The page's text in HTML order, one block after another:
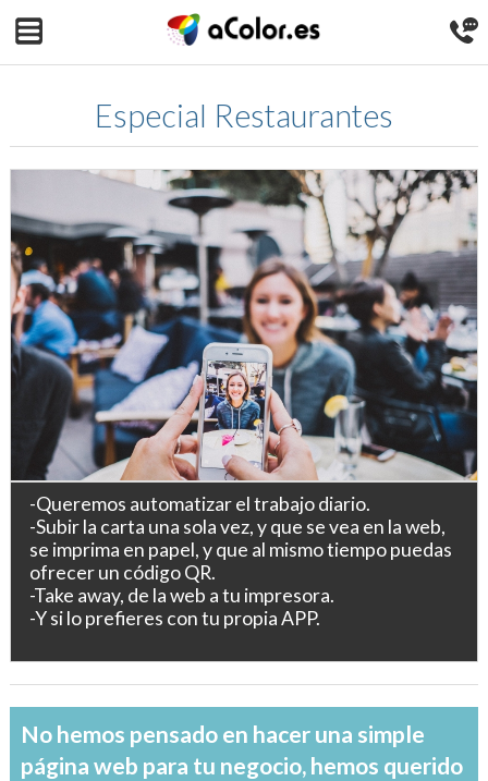
Especial Restaurantes
-Queremos automatizar el trabajo diario.
-Subir la carta una sola vez, y que se vea en la web,
se imprima en papel, y que al mismo tiempo puedas
ofrecer un código QR.
-Take away, de la web a tu impresora.
-Y si lo prefieres con tu propia APP.
No hemos pensado en hacer una simple
página web para tu negocio, hemos querido